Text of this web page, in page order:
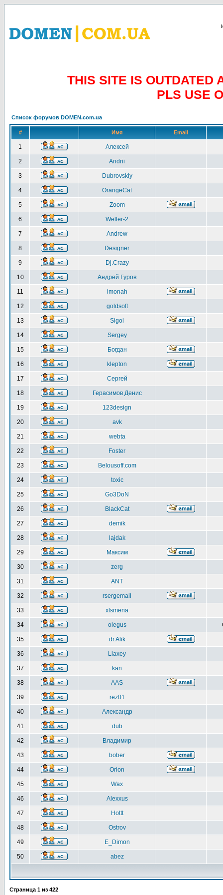
THIS SITE IS OUTDATED
PLS USE
Список форумов DOMEN.com.ua
# Имя Email
1 Алексей
2 Andrii
3 Dubrovskiy
4 OrangeCat
5 Zoom
6 Weller-2
7 Andrew
8 Designer
9 Dj.Crazy
10 Андрей Гуров
11 imonah
12 goldsoft
13 Sigol
14 Sergey
15 Богдан
16 klepton
17 Сергей
18 Герасимов Денис
19 123design
20 avk
21 webta
22 Foster
23 Belousoff.com
24 toxic
25 Go3DoN
26 BlackCat
27 demik
28 lajdak
29 Максим
30 zerg
31 ANT
32 rsergemail
33 xlsmena
34 olegus
35 dr.Alik
36 Liaxey
37 kan
38 AAS
39 rez01
40 Александр
41 dub
42 Владимир
43 bober
44 Orion
45 Wax
46 Alexxus
47 Hottt
48 Ostrov
49 E_Dimon
50 abez
Страница 1 из 422